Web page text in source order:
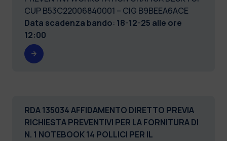
CUP B53C22006840001 – CIG B9BEEA6ACE
Data scadenza bando: 18-12-25 alle ore
12:00
RDA 135034 AFFIDAMENTO DIRETTO PREVIA
RICHIESTA PREVENTIVI PER LA FORNITURA DI
N. 1 NOTEBOOK 14 POLLICI PER IL